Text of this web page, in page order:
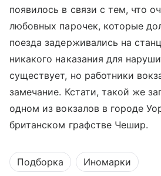
появилось в связи с тем, что
любовных парочек, которые
поезда задерживались на
никакого наказания для
существует, но работники
замечание. Кстати, такой же
одном из вокзалов в городе
британском графстве Чешир.
Подборка Иномарки